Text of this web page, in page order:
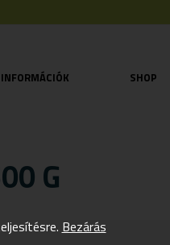
INFORMÁCIÓK SHOP
G
Bezárás